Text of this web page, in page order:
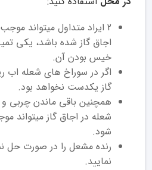
2 ایراد متداول میتواند
اجاق گاز شده باشد، یکی
خیس بودن آن.
اگر در سوراخ های شعله اب
گاز یکدست نخواهد بود.
همچنین باقی ماندن چربی
شعله در اجاق گاز
شود.
رنده مشعل را در صورت حل
نمایید.